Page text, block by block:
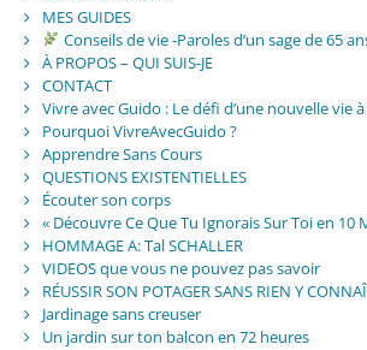
MES GUIDES
Conseils de vie -Paroles d’un sage de 65
À PROPOS – QUI SUIS-JE
CONTACT
Vivre avec Guido : Le défi d’une nouvelle vie
Pourquoi VivreAvecGuido ?
Apprendre Sans Cours
QUESTIONS EXISTENTIELLES
Écouter son corps
« Découvre Ce Que Tu Ignorais Sur Toi en 10
HOMMAGE A: Tal SCHALLER
VIDEOS que vous ne pouvez pas savoir
RÉUSSIR SON POTAGER SANS RIEN Y
Jardinage sans creuser
Un jardin sur ton balcon en 72 heures